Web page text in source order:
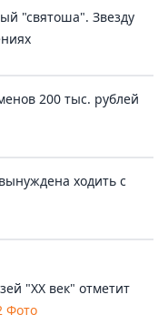
"святоша". Звезду
200 тыс. рублей
ходить с
"ХХ век" отметит
Фото